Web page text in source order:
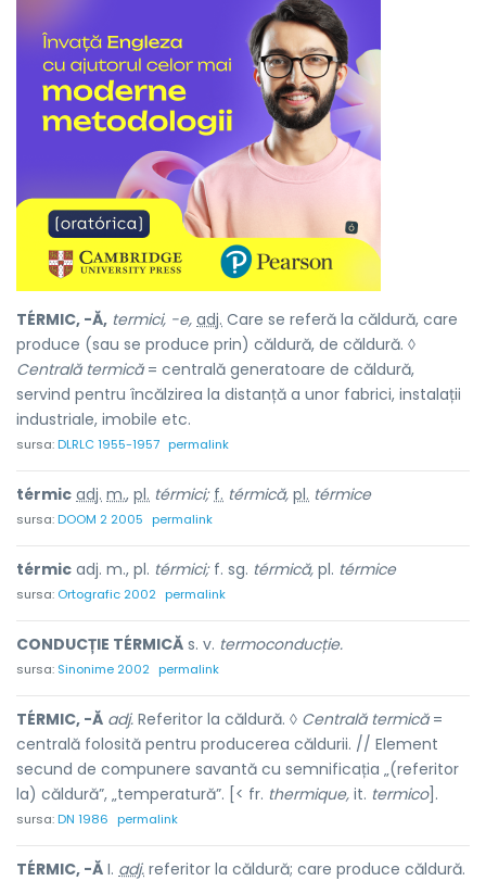
TÉRMIC, -Ă, termici, -e, adj. Care se referă la căldură, care
produce (sau se produce prin) căldură, de căldură. ◊
Centrală termică= centrală generatoare de căldură,
servind pentru încălzirea la distanță a unor fabrici, instalații
industriale, imobile etc.
sursa:DLRLC 1955-1957 permalink
térmic adj. m., pl. térmici; f. térmică, pl. térmice
sursa:DOOM 2 2005 permalink
térmic adj. m., pl. térmici;f. sg. térmică, pl. térmice
sursa: Ortografic 2002 permalink
CONDUCȚIE TÉRMICĂ s. v. termoconducție.
sursa: Sinonime 2002 permalink
TÉRMIC, -Ă adj. Referitor la căldură. ◊ Centrală termică=
centrală folosită pentru producerea căldurii. // Element
secund de compunere savantă cu semnificația „(referitor
la) căldură”, „temperatură”. [< fr. thermique, it. termico].
sursa:DN 1986 permalink
TÉRMIC, -Ă I. adj. referitor la căldură; care produce căldură.